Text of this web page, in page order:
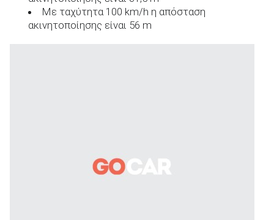
Με ταχύτητα 100 km/h η απόσταση
ακινητοποίησης είναι 56 m